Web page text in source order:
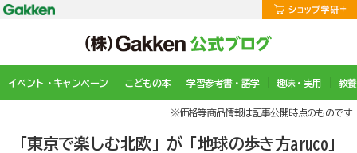
イベント・キャンペーン こどもの本 学習参考書・語学 趣味・実用 教
※価格等商品情報は記事公開時点のものです
「東京で楽しむ北欧」が「地球の歩き方aruco」